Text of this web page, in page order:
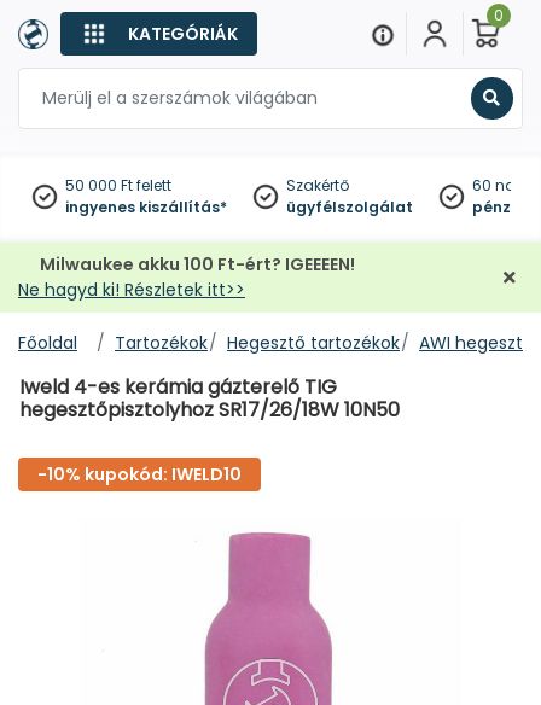
KATEGÓRIÁK
0
50 000 Ft felett
ingyenes kiszállítás*
Szakértő
ügyfélszolgálat
60
Milwaukee akku 100 Ft-ért? IGEEEEN!
Ne hagyd ki! Részletek itt>>
Főoldal Tartozékok Hegesztő tartozékok AWI
Iweld 4-es kerámia gázterelő TIG
hegesztőpisztolyhoz SR17/26/18W 10N50
-10% kupokód: IWELD10